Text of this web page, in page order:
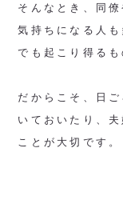
そんなとき、同
気持ちになる人
でも起こり得るも
だからこそ、日
いておいたり、
ことが大切です。